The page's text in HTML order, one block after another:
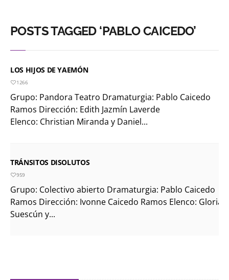
POSTS TAGGED ‘PABLO CAICEDO’
LOS HIJOS DE YAEMÓN
1266
Grupo: Pandora Teatro Dramaturgia: Pablo Caicedo
Ramos Dirección: Edith Jazmín Laverde
Elenco: Christian Miranda y Daniel...
TRÁNSITOS DISOLUTOS
959
Grupo: Colectivo abierto Dramaturgia: Pablo Caicedo
Ramos Dirección: Ivonne Caicedo Ramos Elenco: Gloria
Suescún y...